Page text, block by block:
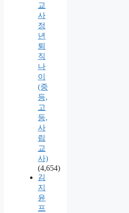
교
사
정
년
퇴
직
나
이
(중
등,
고
등,
사
립
교
사)
(4,654)
김
지
윤
프